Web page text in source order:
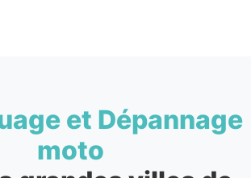
et Dépannage
moto